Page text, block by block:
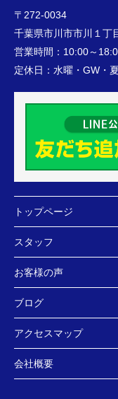
〒272-0034
千葉県市川市市川１丁
営業時間： 10:00～
定休日： 水曜・GW・
トップページ
スタッフ
お客様の声
ブログ
アクセスマップ
会社概要